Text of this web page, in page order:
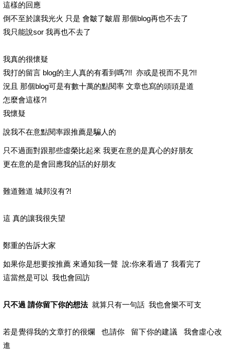
這樣的回應
倒不至於讓我光火 只是 會皺了皺眉 那個blog再也不去了
我只能說sor 我再也不去了
我真的很懷疑
我打的留言 blog的主人真的有看到嗎?!! 亦或是視而不見?!!
況且 那個blog可是有數十萬的點閱率 文章也寫的頭頭是道
怎麼會這樣?!
我懷疑
說我不在意點閱率跟推薦是騙人的
只不過面對跟那些虛榮比起來 我更在意的是真心的好朋友
更在意的是會回應我的話的好朋友
難道難道 城邦沒有?!
這 真的讓我很失望
鄭重的告訴大家
如果你是想要按推薦 來通知我一聲 說:你來看過了 我看完了
這當然是可以 我也會回訪
只不過 請你留下你的想法就算只有一句話 我也會樂不可支
若是覺得我的文章打的很爛 也請你 留下你的建議 我會虛心改
進